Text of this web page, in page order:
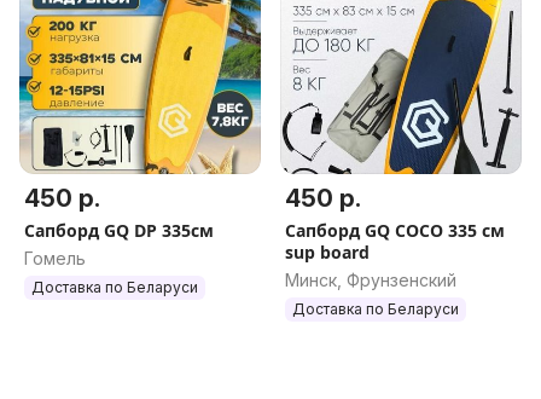
450 р.
Сапборд GQ DP 335см
Гомель
Доставка по Беларуси
450 р.
Сапборд GQ COCO 335 см
sup board
Минск, Фрунзенский
Доставка по Беларуси